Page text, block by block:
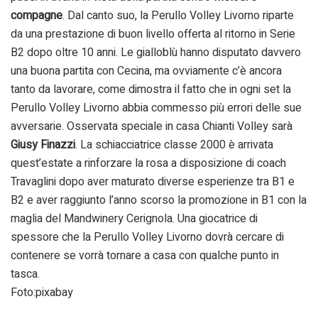
compagne. Dal canto suo, la Perullo Volley Livorno riparte
da una prestazione di buon livello offerta al ritorno in Serie
B2 dopo oltre 10 anni. Le gialloblù hanno disputato davvero
una buona partita con Cecina, ma ovviamente c’è ancora
tanto da lavorare, come dimostra il fatto che in ogni set la
Perullo Volley Livorno abbia commesso più errori delle sue
avversarie. Osservata speciale in casa Chianti Volley sarà
Giusy Finazzi. La schiacciatrice classe 2000 è arrivata
quest’estate a rinforzare la rosa a disposizione di coach
Travaglini dopo aver maturato diverse esperienze tra B1 e
B2 e aver raggiunto l’anno scorso la promozione in B1 con la
maglia del Mandwinery Cerignola. Una giocatrice di
spessore che la Perullo Volley Livorno dovrà cercare di
contenere se vorrà tornare a casa con qualche punto in
tasca.
Foto:pixabay